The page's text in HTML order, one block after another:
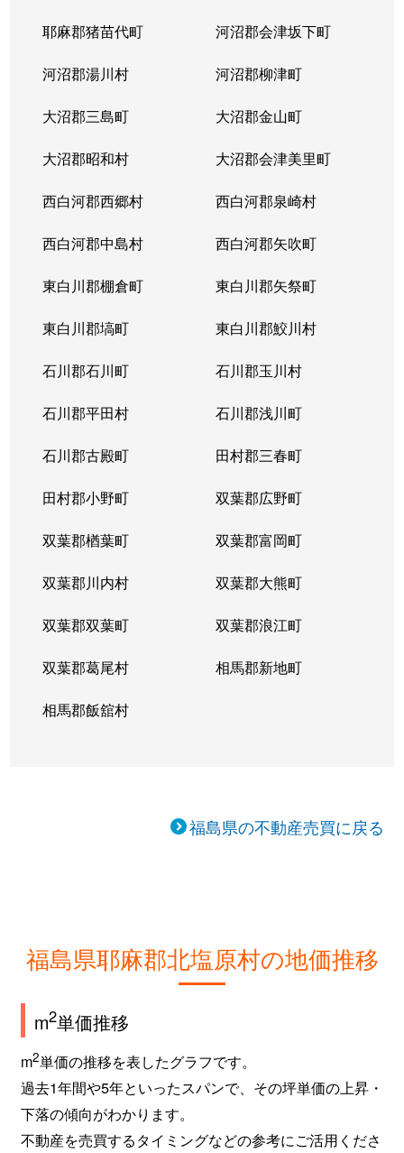
耶麻郡猪苗代町 河沼郡会津坂下町
河沼郡湯川村 河沼郡柳津町
大沼郡三島町 大沼郡金山町
大沼郡昭和村 大沼郡会津美里町
西白河郡西郷村 西白河郡泉崎村
西白河郡中島村 西白河郡矢吹町
東白川郡棚倉町 東白川郡矢祭町
東白川郡塙町 東白川郡鮫川村
石川郡石川町 石川郡玉川村
石川郡平田村 石川郡浅川町
石川郡古殿町 田村郡三春町
田村郡小野町 双葉郡広野町
双葉郡楢葉町 双葉郡富岡町
双葉郡川内村 双葉郡大熊町
双葉郡双葉町 双葉郡浪江町
双葉郡葛尾村 相馬郡新地町
相馬郡飯舘村
福島県の不動産売買に戻る
福島県耶麻郡北塩原村の地価推移
m2単価推移
m2単価の推移を表したグラフです。
過去1年間や5年といったスパンで、その坪単価の上昇・
下落の傾向がわかります。
不動産を売買するタイミングなどの参考にご活用くださ